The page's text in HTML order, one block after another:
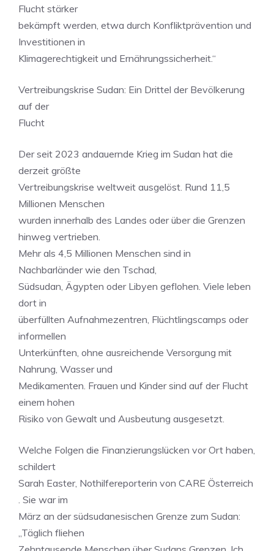
Flucht stärker
bekämpft werden, etwa durch Konfliktprävention und
Investitionen in
Klimagerechtigkeit und Ernährungssicherheit.“
Vertreibungskrise Sudan: Ein Drittel der Bevölkerung
auf der
Flucht
Der seit 2023 andauernde Krieg im Sudan hat die
derzeit größte
Vertreibungskrise weltweit ausgelöst. Rund 11,5
Millionen Menschen
wurden innerhalb des Landes oder über die Grenzen
hinweg vertrieben.
Mehr als 4,5 Millionen Menschen sind in
Nachbarländer wie den Tschad,
Südsudan, Ägypten oder Libyen geflohen. Viele leben
dort in
überfüllten Aufnahmezentren, Flüchtlingscamps oder
informellen
Unterkünften, ohne ausreichende Versorgung mit
Nahrung, Wasser und
Medikamenten. Frauen und Kinder sind auf der Flucht
einem hohen
Risiko von Gewalt und Ausbeutung ausgesetzt.
Welche Folgen die Finanzierungslücken vor Ort haben,
schildert
Sarah Easter, Nothilfereporterin von CARE Österreich
. Sie war im
März an der südsudanesischen Grenze zum Sudan:
„Täglich fliehen